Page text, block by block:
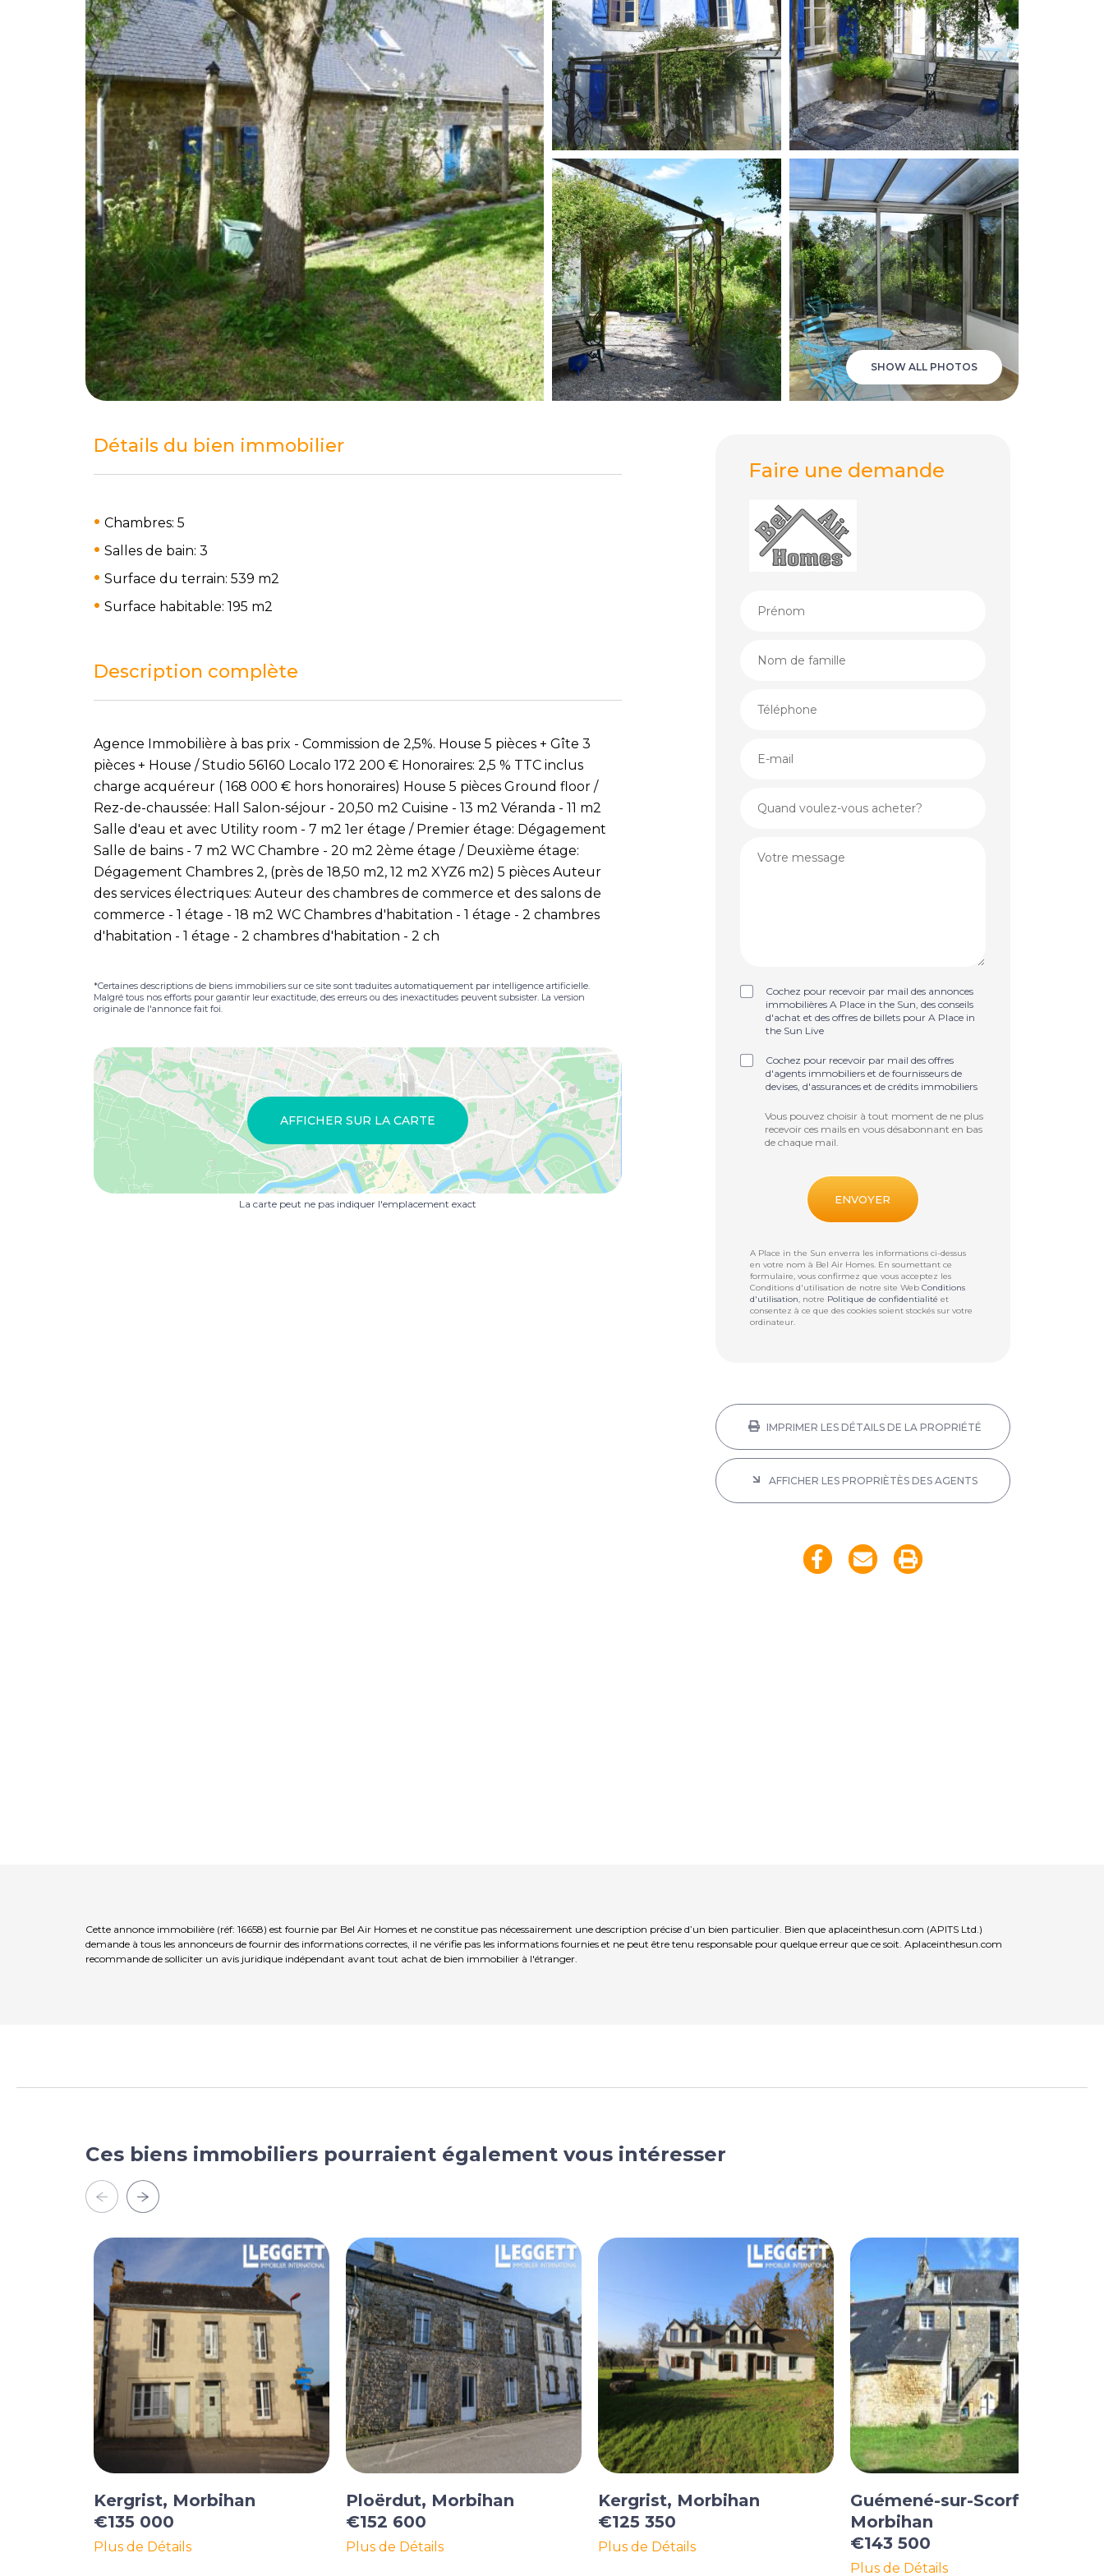
SHOW ALL PHOTOS
Détails du bien immobilier
Chambres: 5
Salles de bain: 3
Surface du terrain: 539 m2
Surface habitable: 195 m2
Description complète
Agence Immobilière à bas prix - Commission de 2,5%. House 5 pièces + Gîte 3
pièces + House / Studio 56160 Localo 172 200 € Honoraires: 2,5 % TTC inclus
charge acquéreur ( 168 000 € hors honoraires) House 5 pièces Ground floor /
Rez-de-chaussée: Hall Salon-séjour - 20,50 m2 Cuisine - 13 m2 Véranda - 11 m2
Salle d'eau et avec Utility room - 7 m2 1er étage / Premier étage: Dégagement
Salle de bains - 7 m2 WC Chambre - 20 m2 2ème étage / Deuxième étage:
Dégagement Chambres 2, (près de 18,50 m2, 12 m2 XYZ6 m2) 5 pièces Auteur
des services électriques: Auteur des chambres de commerce et des salons de
commerce - 1 étage - 18 m2 WC Chambres d'habitation - 1 étage - 2 chambres
d'habitation - 1 étage - 2 chambres d'habitation - 2 ch
*Certaines descriptions de biens immobiliers sur ce site sont traduites automatiquement par intelligence artificielle.
Malgré tous nos efforts pour garantir leur exactitude, des erreurs ou des inexactitudes peuvent subsister. La version
originale de l'annonce fait foi.
AFFICHER SUR LA CARTE
La carte peut ne pas indiquer l'emplacement exact
Faire une demande
Cochez pour recevoir par mail des annonces
immobilières A Place in the Sun, des conseils
d'achat et des offres de billets pour A Place in
the Sun Live
Cochez pour recevoir par mail des offres
d'agents immobiliers et de fournisseurs de
devises, d'assurances et de crédits immobiliers
Vous pouvez choisir à tout moment de ne plus
recevoir ces mails en vous désabonnant en bas
de chaque mail.
A Place in the Sun enverra les informations ci-dessus
en votre nom à Bel Air Homes. En soumettant ce
formulaire, vous confirmez que vous acceptez les
Conditions d'utilisation de notre site WebConditions
d'utilisation, notre Politique de confidentialité et
consentez à ce que des cookies soient stockés sur votre
ordinateur.
IMPRIMER LES DÉTAILS DE LA PROPRIÉTÉ
AFFICHER LES PROPRIÈTÈS DES AGENTS
Cette annonce immobilière (réf: 16658) est fournie par Bel Air Homes et ne constitue pas nécessairement une description précise d’un bien particulier. Bien que aplaceinthesun.com (APITS Ltd.)
demande à tous les annonceurs de fournir des informations correctes, il ne vérifie pas les informations fournies et ne peut être tenu responsable pour quelque erreur que ce soit. Aplaceinthesun.com
recommande de solliciter un avis juridique indépendant avant tout achat de bien immobilier à l'étranger.
Ces biens immobiliers pourraient également vous intéresser
Kergrist, Morbihan
€135 000
Plus de Détails
Ploërdut, Morbihan
€152 600
Plus de Détails
Kergrist, Morbihan
€125 350
Plus de Détails
Guémené-sur-Scorff,
Morbihan
€143 500
Plus de Détails